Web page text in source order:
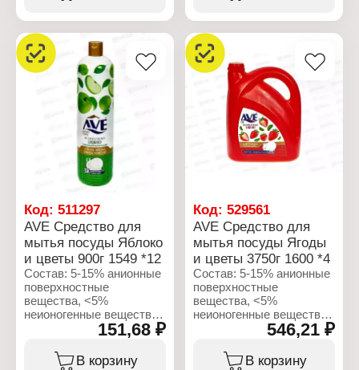
Тип товара: Средство
для мытья посуды
Название: "Яблоко и
цветы"
Форма выпуска: гель
Объем: 750 мл
Код: 511297
AVE Средство для
мытья посуды Яблоко
и цветы 900г 1549 *12
Состав: 5-15% анионные
поверхностные
вещества, <5%
неионогенные вещества,
ароматизирующие
добавки, консерванты,
красители, вода.
151,68 ₽
В корзину
Код:529561
AVE Средство для
мытья посуды Ягоды
и цветы 3750г 1600 *4
Состав: 5-15% анионные
поверхностные
вещества, <5%
неионогенные вещества,
ароматизирующие
добавки, консерванты,
красители, вода.
546,21 ₽
В корзину